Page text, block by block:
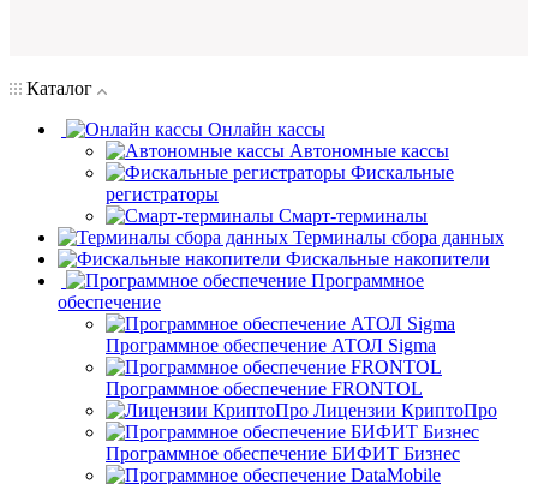
Каталог
Онлайн кассы
Автономные кассы
Фискальные
регистраторы
Смарт-терминалы
Терминалы сбора данных
Фискальные накопители
Программное
обеспечение
Программное обеспечение АТОЛ Sigma
Программное обеспечение FRONTOL
Лицензии КриптоПро
Программное обеспечение БИФИТ Бизнес